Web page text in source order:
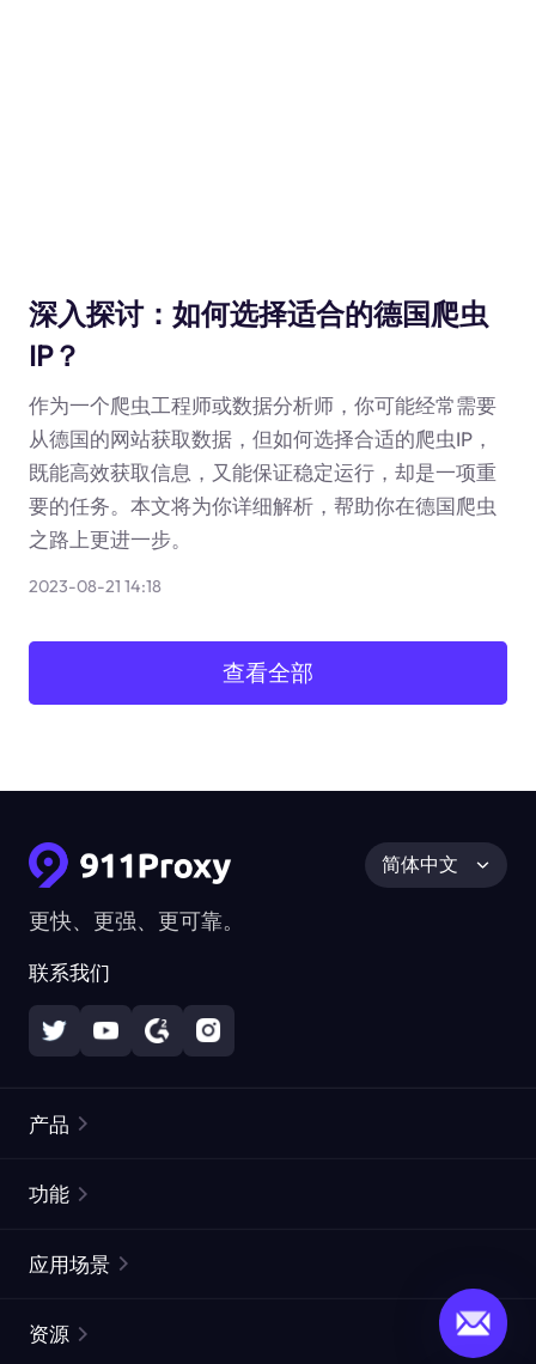
深入探讨：如何选择适合的德国爬虫
IP？
作为一个爬虫工程师或数据分析师，你可能经常需要
从德国的网站获取数据，但如何选择合适的爬虫IP，
既能高效获取信息，又能保证稳定运行，却是一项重
要的任务。本文将为你详细解析，帮助你在德国爬虫
之路上更进一步。
2023-08-21 14:18
查看全部
更快、更强、更可靠。
联系我们
简体中文
产品
静态住宅代理
功能
ISP代理
应用场景
资源